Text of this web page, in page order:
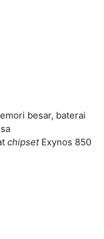
besar, baterai
chipsetExynos 850